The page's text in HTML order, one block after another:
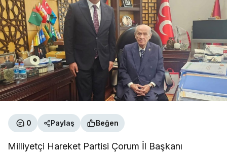
0 Paylaş Beğen
Milliyetçi Hareket Partisi Çorum İl Başkanı